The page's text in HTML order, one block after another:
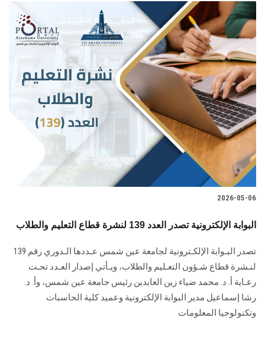
2026-05-06
البوابة الإلكترونية تصدر العدد 139 لنشرة قطاع التعليم والطلاب
تصدر البـوابة الإلكـترونية لجامعة عين شمس عـددها الـدوري رقم 139
لنـشرة قطاع شـؤون التعـليم ‏والطلاب‎، ويـأتي إصدار العـدد تحـت
رعـاية أ. د. محمد ضياء زين العابدين رئيس جامعة عين شمس، وأ. د.
‏رشا إسماعيل مدير البوابة الإلكترونية وعميد كلية الحاسبات
وتكنولوجيا المعلومات